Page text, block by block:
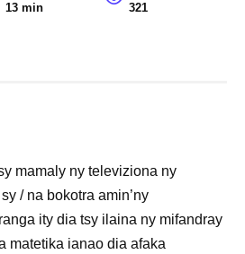
13 min 321
mamaly ny televiziona ny
/ na bokotra amin’ny
ity dia tsy ilaina ny mifandray
matetika ianao dia afaka